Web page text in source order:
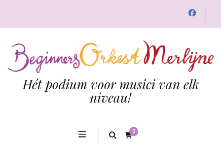
Hét podium voor musici van elk
niveau!
0